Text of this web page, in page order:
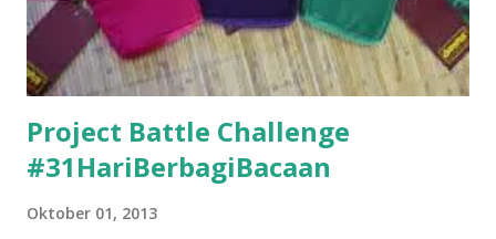
Project Battle Challenge
#31HariBerbagiBacaan
Oktober 01, 2013